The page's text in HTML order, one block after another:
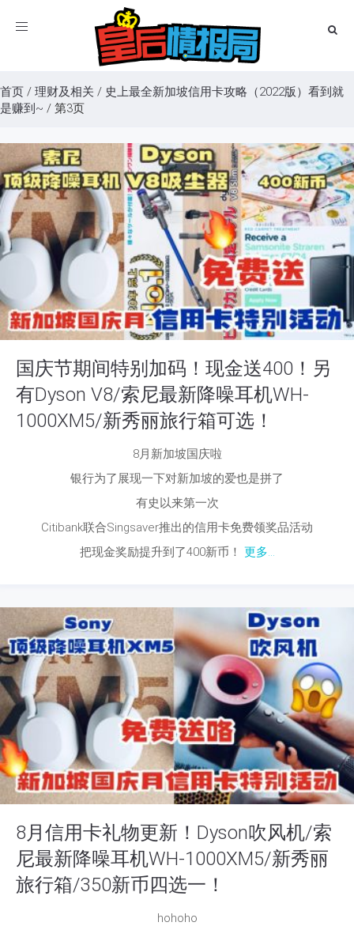
Toggle
首页 / 理财及相关 / 史上最全新加坡信用卡攻略（2022版）看到就
是赚到~ / 第3页
国庆节期间特别加码！现金送400！另
有Dyson V8/索尼最新降噪耳机WH-
1000XM5/新秀丽旅行箱可选！
8月新加坡国庆啦
银行为了展现一下对新加坡的爱也是拼了
有史以来第一次
Citibank联合Singsaver推出的信用卡免费领奖品活动
把现金奖励提升到了400新币！ 更多...
8月信用卡礼物更新！Dyson吹风机/索
尼最新降噪耳机WH-1000XM5/新秀丽
旅行箱/350新币四选一！
hohoho